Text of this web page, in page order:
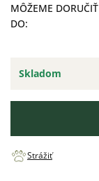
Skladom
MÔŽEME DORUČIŤ
DO:
Strážiť